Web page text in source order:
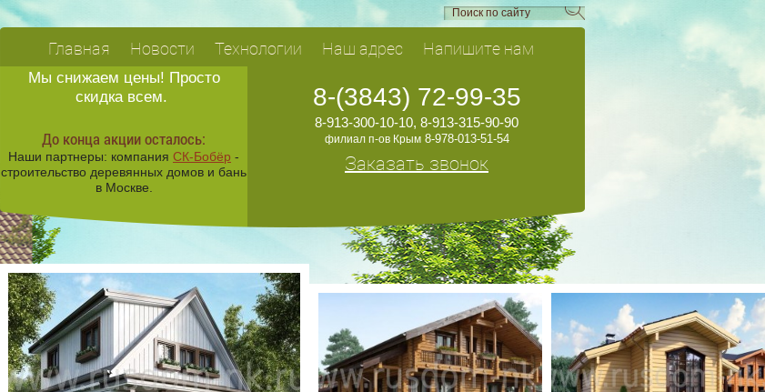
Главная Новости Технологии Наш адрес Напишите нам
Мы снижаем цены! Просто
скидка всем.
До конца акции осталось:
Наши партнеры: компания СК-Бобёр -
строительство деревянных домов и бань
в Москве.
8-(3843) 72-99-35
8-913-300-10-10, 8-913-315-90-90
филиал п-ов Крым8-978-013-51-54
Заказать звонок